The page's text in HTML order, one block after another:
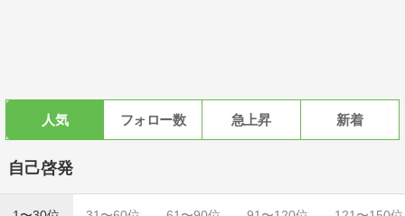
人気 フォロー数 急上昇 新着
自己啓発